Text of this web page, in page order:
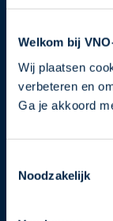
Welkom bij
Wij plaatsen
verbeteren en
Ga je akkoord
Noodzakelijk
je nu in voor de
Schrijf je in
Direct naar
Ons verhaal